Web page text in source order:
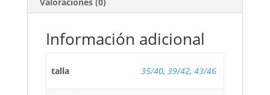
Información adicional
talla 35/40, 39/42, 43/46